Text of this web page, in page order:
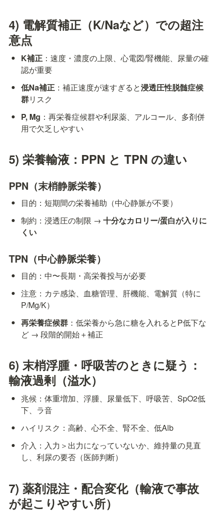
4) 電解質補正（K/Naなど）での超注
意点
K補正 ：速度・濃度の上限、心電図/腎機能、尿量の確
認が重要
低Na補正 ：補正速度が速すぎると浸透圧性脱髄症候
群リスク
P, Mg ：再栄養症候群や利尿薬、アルコール、多剤併
用で欠乏しやすい
5) 栄養輸液：PPN と TPN の違い
PPN（末梢静脈栄養）
目的：短期間の栄養補助（中心静脈が不要）
制約：浸透圧の制限 → 十分なカロリー/蛋白が入りに
くい
TPN（中心静脈栄養）
目的：中〜長期・高栄養投与が必要
注意：カテ感染、血糖管理、肝機能、電解質（特に
P/Mg/K）
再栄養症候群 ：低栄養から急に糖を入れるとP低下な
ど → 段階的開始＋補正
6) 末梢浮腫・呼吸苦のときに疑う：
輸液過剰（溢水）
兆候：体重増加、浮腫、尿量低下、呼吸苦、SpO2低
下、ラ音
ハイリスク：高齢、心不全、腎不全、低Alb
介入：入力＞出力になっていないか、維持量の見直
し、利尿の要否（医師判断）
7) 薬剤混注・配合変化（輸液で事故
が起こりやすい所）